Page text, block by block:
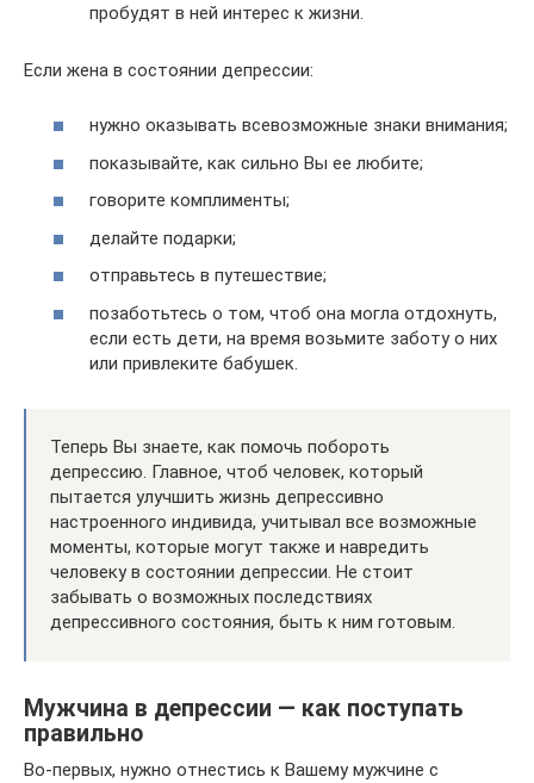
пробудят в ней интерес к жизни.
Если жена в состоянии депрессии:
нужно оказывать всевозможные знаки внимания;
показывайте, как сильно Вы ее любите;
говорите комплименты;
делайте подарки;
отправьтесь в путешествие;
позаботьтесь о том, чтоб она могла отдохнуть,
если есть дети, на время возьмите заботу о них
или привлеките бабушек.
Теперь Вы знаете, как помочь побороть
депрессию. Главное, чтоб человек, который
пытается улучшить жизнь депрессивно
настроенного индивида, учитывал все возможные
моменты, которые могут также и навредить
человеку в состоянии депрессии. Не стоит
забывать о возможных последствиях
депрессивного состояния, быть к ним готовым.
Мужчина в депрессии — как поступать
правильно
Во-первых, нужно отнестись к Вашему мужчине с